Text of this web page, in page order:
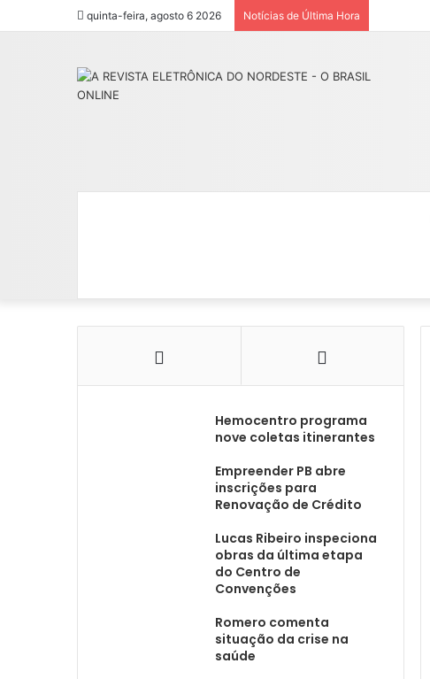
quinta-feira, agosto 6 2026 Notícias de Última Hora
Hemocentro programa
nove coletas itinerantes
Empreender PB abre
inscrições para
Renovação de Crédito
Lucas Ribeiro inspeciona
obras da última etapa
do Centro de
Convenções
Romero comenta
situação da crise na
saúde